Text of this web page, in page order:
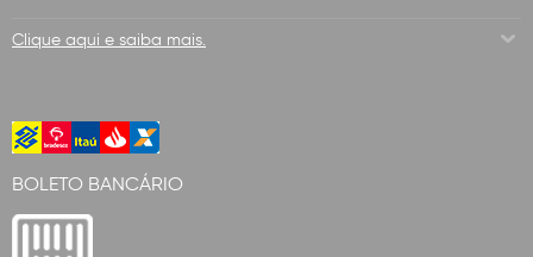
Clique aqui e saiba mais.
BOLETO BANCÁRIO